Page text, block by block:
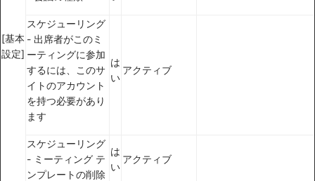
[基本
設定]
スケジューリング
- 出席者がこのミ
ーティングに参加
するには、このサ
イトのアカウント
を持つ必要があり
ます
は
い
アクティブ
スケジューリング
- ミーティング テ
ンプレートの削除
は
い
アクティブ